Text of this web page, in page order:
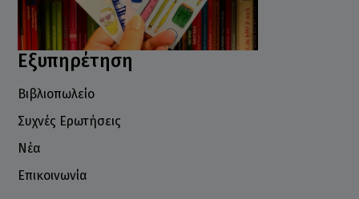
Εξυπηρέτηση
Βιβλιοπωλείο
Συχνές Ερωτήσεις
Νέα
Επικοινωνία